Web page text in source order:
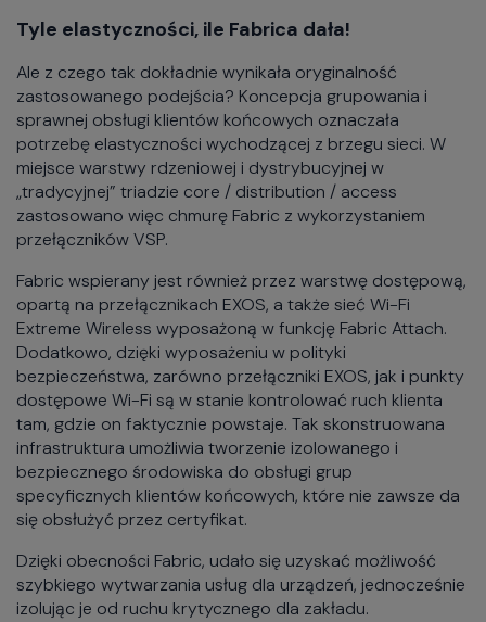
Tyle elastyczności, ile Fabrica dała!
Ale z czego tak dokładnie wynikała oryginalność
zastosowanego podejścia? Koncepcja grupowania i
sprawnej obsługi klientów końcowych oznaczała
potrzebę elastyczności wychodzącej z brzegu sieci. W
miejsce warstwy rdzeniowej i dystrybucyjnej w
„tradycyjnej” triadzie core / distribution / access
zastosowano więc chmurę Fabric z wykorzystaniem
przełączników VSP.
Fabric wspierany jest również przez warstwę dostępową,
opartą na przełącznikach EXOS, a także sieć Wi-Fi
Extreme Wireless wyposażoną w funkcję Fabric Attach.
Dodatkowo, dzięki wyposażeniu w polityki
bezpieczeństwa, zarówno przełączniki EXOS, jak i punkty
dostępowe Wi-Fi są w stanie kontrolować ruch klienta
tam, gdzie on faktycznie powstaje. Tak skonstruowana
infrastruktura umożliwia tworzenie izolowanego i
bezpiecznego środowiska do obsługi grup
specyficznych klientów końcowych, które nie zawsze da
się obsłużyć przez certyfikat.
Dzięki obecności Fabric, udało się uzyskać możliwość
szybkiego wytwarzania usług dla urządzeń, jednocześnie
izolując je od ruchu krytycznego dla zakładu.